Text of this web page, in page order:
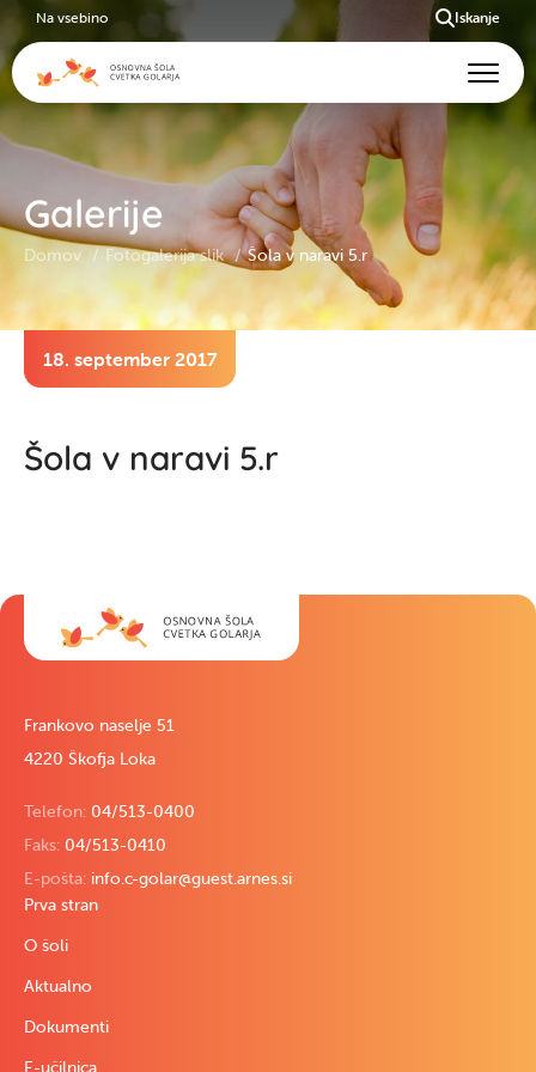
Galerije
Domov Fotogalerija slik Šola v naravi 5.r
18. september 2017
Šola v naravi 5.r
Frankovo naselje 51
4220 Škofja Loka
Telefon: 04/513-0400
Faks: 04/513-0410
E-pošta: info.c-golar@guest.arnes.si
Prva stran
O šoli
Aktualno
Dokumenti
E-učilnica
Na vsebino Iskanje